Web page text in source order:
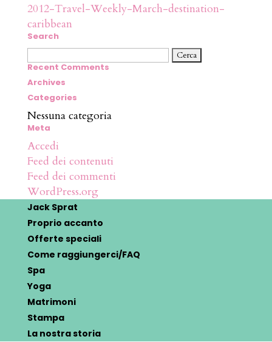
2012-Travel-Weekly-March-destination-
caribbean
Search
Ricerca
per:
Recent Comments
Archives
Categories
Nessuna categoria
Meta
Accedi
Feed dei contenuti
Feed dei commenti
WordPress.org
Jack Sprat
Proprio accanto
Offerte speciali
Come raggiungerci/FAQ
Spa
Yoga
Matrimoni
Stampa
La nostra storia